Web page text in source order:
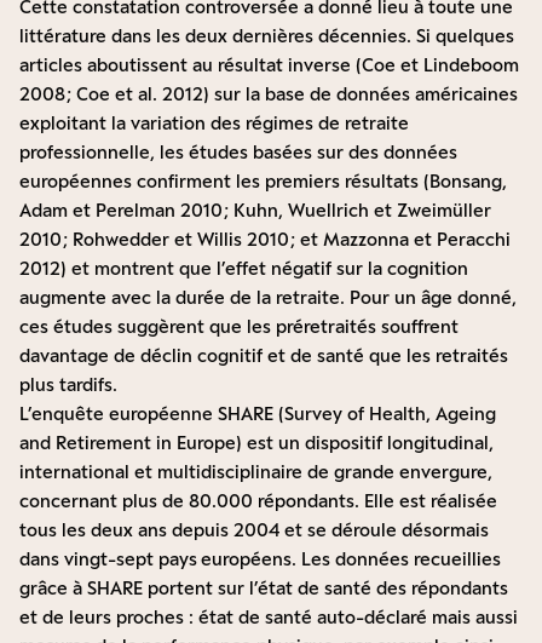
Cette constatation controversée a donné lieu à toute une
littérature dans les deux dernières décennies. Si quelques
articles aboutissent au résultat inverse (Coe et Lindeboom
2008 ; Coe et al. 2012) sur la base de données américaines
exploitant la variation des régimes de retraite
professionnelle, les études basées sur des données
européennes confirment les premiers résultats (Bonsang,
Adam et Perelman 2010 ; Kuhn, Wuellrich et Zweimüller
2010 ; Rohwedder et Willis 2010 ; et Mazzonna et Peracchi
2012) et montrent que l’effet négatif sur la cognition
augmente avec la durée de la retraite. Pour un âge donné,
ces études suggèrent que les préretraités souffrent
davantage de déclin cognitif et de santé que les retraités
plus tardifs.
L’enquête européenne SHARE (Survey of Health, Ageing
and Retirement in Europe) est un dispositif longitudinal,
international et multidisciplinaire de grande envergure,
concernant plus de 80.000 répondants. Elle est réalisée
tous les deux ans depuis 2004 et se déroule désormais
dans vingt-sept payseuropéens. Les données recueillies
grâce à SHARE portent sur l’état de santé des répondants
et de leurs proches : état de santé auto-déclaré mais aussi